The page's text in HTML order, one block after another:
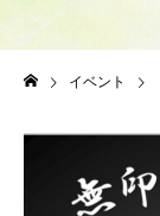
イベント